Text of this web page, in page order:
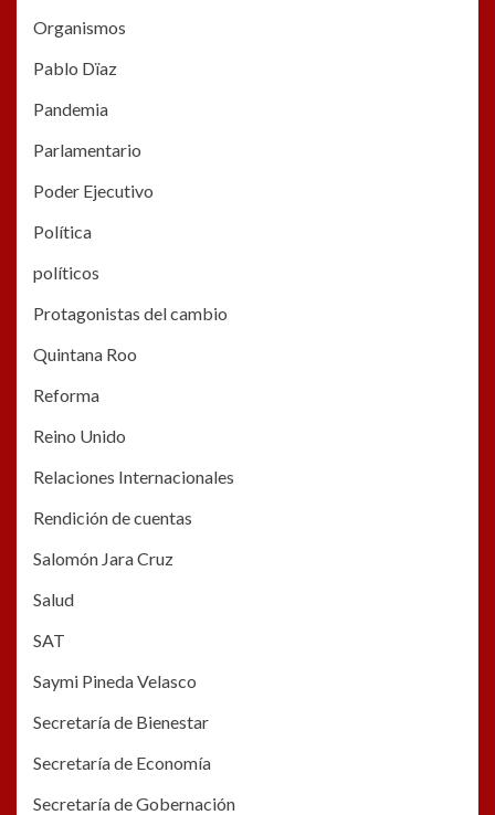
Organismos
Pablo Dïaz
Pandemia
Parlamentario
Poder Ejecutivo
Política
políticos
Protagonistas del cambio
Quintana Roo
Reforma
Reino Unido
Relaciones Internacionales
Rendición de cuentas
Salomón Jara Cruz
Salud
SAT
Saymi Pineda Velasco
Secretaría de Bienestar
Secretaría de Economía
Secretaría de Gobernación